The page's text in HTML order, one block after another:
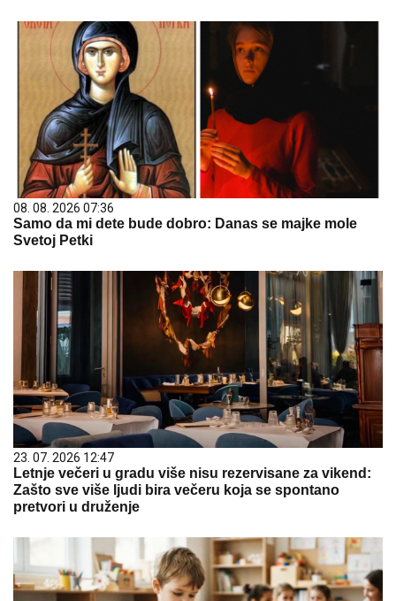
08. 08. 2026 07:36
Samo da mi dete bude dobro: Danas se majke mole
Svetoj Petki
23. 07. 2026 12:47
Letnje večeri u gradu više nisu rezervisane za vikend:
Zašto sve više ljudi bira večeru koja se spontano
pretvori u druženje